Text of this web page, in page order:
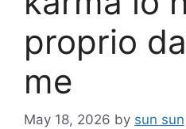
proprio
me
May 18, 2026 by sun sun